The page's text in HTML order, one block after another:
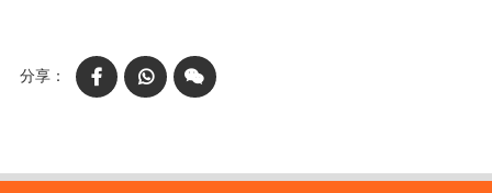
FacebookWhatsAppWeChat